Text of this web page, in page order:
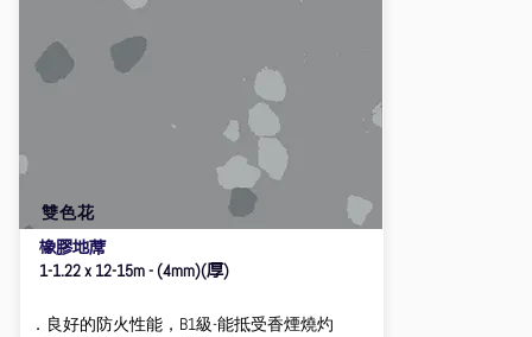
雙色花
橡膠地蓆
1-1.22 x 12-15m - (4mm)(厚)
．良好的防火性能，B1級-能抵受香煙燒灼